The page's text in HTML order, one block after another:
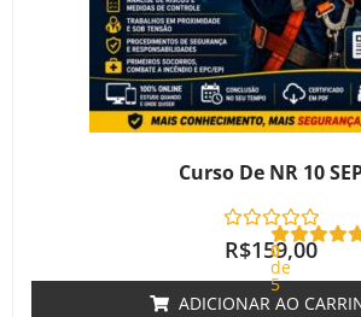
Curso De NR 10
0
de
5
R$159,00
ADICIONAR AO